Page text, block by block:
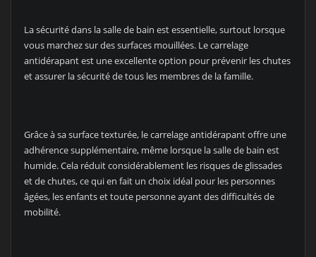
La sécurité dans la salle de bain est essentielle, surtout lorsque
vous marchez sur des surfaces mouillées. Le carrelage
antidérapant est une excellente option pour prévenir les chutes
et assurer la sécurité de tous les membres de la famille.
Grâce à sa surface texturée, le carrelage antidérapant offre une
adhérence supplémentaire, même lorsque la salle de bain est
humide. Cela réduit considérablement les risques de glissades
et de chutes, ce qui en fait un choix idéal pour les personnes
âgées, les enfants et toute personne ayant des difficultés de
mobilité.